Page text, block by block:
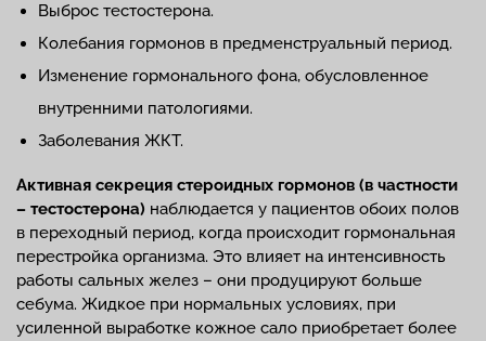
Выброс тестостерона.
Колебания гормонов в предменструальный период.
Изменение гормонального фона, обусловленное
внутренними патологиями.
Заболевания ЖКТ.
Активная секреция стероидных гормонов (в частности
– тестостерона) наблюдается у пациентов обоих полов
в переходный период, когда происходит гормональная
перестройка организма. Это влияет на интенсивность
работы сальных желез – они продуцируют больше
себума. Жидкое при нормальных условиях, при
усиленной выработке кожное сало приобретает более